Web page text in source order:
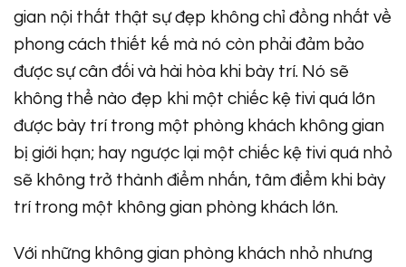
gian nội thất thật sự đẹp không chỉ đồng nhất về
phong cách thiết kế mà nó còn phải đảm bảo
được sự cân đối và hài hòa khi bày trí. Nó sẽ
không thể nào đẹp khi một chiếc kệ tivi quá lớn
được bày trí trong một phòng khách không gian
bị giới hạn; hay ngược lại một chiếc kệ tivi quá nhỏ
sẽ không trở thành điểm nhấn, tâm điểm khi bày
trí trong một không gian phòng khách lớn.
Với những không gian phòng khách nhỏ nhưng